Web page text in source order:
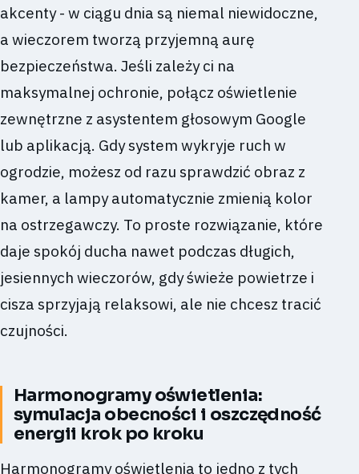
akcenty - w ciągu dnia są niemal niewidoczne,
a wieczorem tworzą przyjemną aurę
bezpieczeństwa. Jeśli zależy ci na
maksymalnej ochronie, połącz oświetlenie
zewnętrzne z asystentem głosowym Google
lub aplikacją. Gdy system wykryje ruch w
ogrodzie, możesz od razu sprawdzić obraz z
kamer, a lampy automatycznie zmienią kolor
na ostrzegawczy. To proste rozwiązanie, które
daje spokój ducha nawet podczas długich,
jesiennych wieczorów, gdy świeże powietrze i
cisza sprzyjają relaksowi, ale nie chcesz tracić
czujności.
Harmonogramy oświetlenia:
symulacja obecności i oszczędność
energii krok po kroku
Harmonogramy oświetlenia to jedno z tych